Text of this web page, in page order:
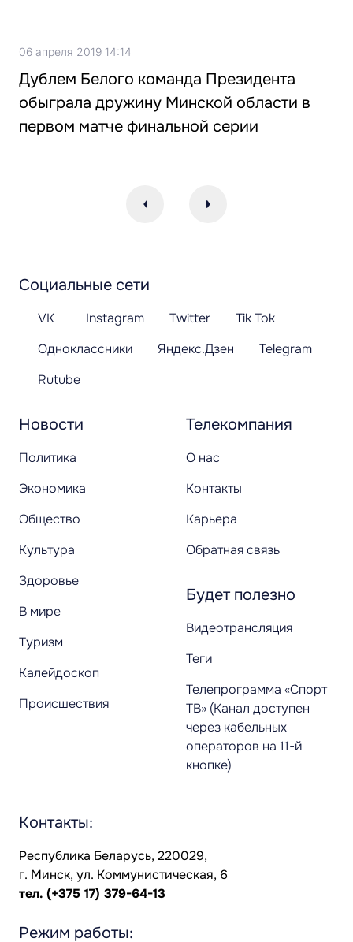
06 апреля 2019 14:14
Дублем Белого команда Президента
обыграла дружину Минской области в
первом матче финальной серии
Новости
Политика
Экономика
Общество
Культура
Здоровье
В мире
Туризм
Калейдоскоп
Происшествия
Телекомпания
О нас
Контакты
Карьера
Обратная связь
Будет полезно
Видеотрансляция
Теги
Телепрограмма «Спорт
ТВ» (Канал доступен
через кабельных
операторов на 11-й
кнопке)
Социальные сети
VK Instagram Twitter
Tik Tok
Одноклассники
Яндекс.Дзен
Telegram
Rutube
Контакты:
Республика Беларусь, 220029,
г. Минск, ул. Коммунистическая, 6
тел. (+375 17) 379-64-13
Режим работы: